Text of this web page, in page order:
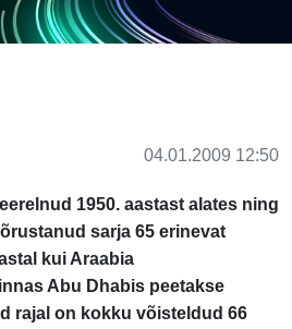
04.01.2009 12:50
1950. aastast alates ning
sarja 65 erinevat
kui Araabia
Abu Dhabis peetakse
rajal on kokku võisteldud 66